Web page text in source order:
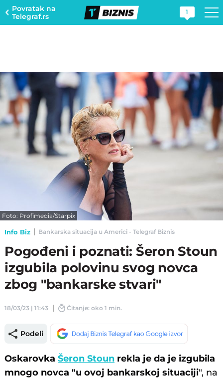
Povratak na
Telegraf.rs
1
Foto: Profimedia/Starpix
Info Biz Bankarska situacija u Americi - Telegraf Biznis
Pogođeni i poznati: Šeron Stoun
izgubila polovinu svog novca
zbog "bankarske stvari"
18/03/23 | 11:43 Čitanje: oko 1 min.
Podeli
OskarovkaŠeron Stoun rekla je da je izgubila
mnogo novca "u ovoj bankarskoj situaciji", na